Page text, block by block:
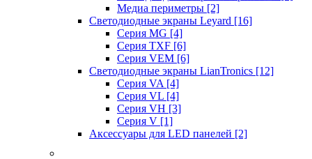
Медиа периметры [2]
Светодиодные экраны Leyard [16]
Серия MG [4]
Серия TXF [6]
Серия VEM [6]
Светодиодные экраны LianTronics [12]
Серия VA [4]
Серия VL [4]
Серия VH [3]
Серия V [1]
Аксессуары для LED панелей [2]